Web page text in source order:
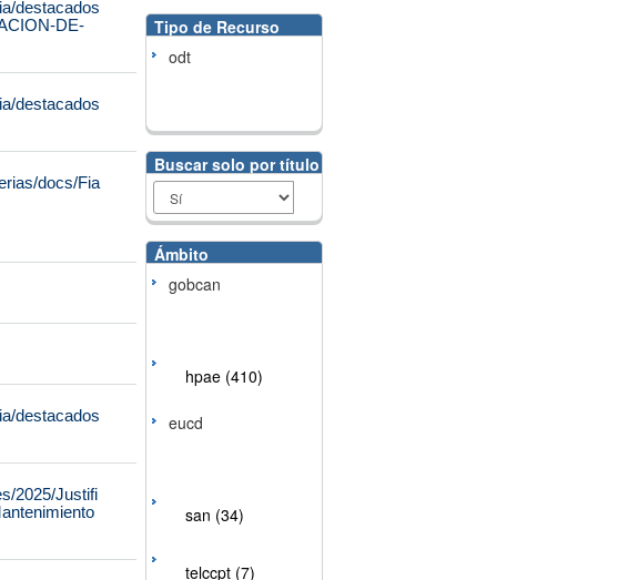
destacados
DE-
destacados
docs/Fia
destacados
2025/Justifi
Tipo de Recurso
odt
Buscar solo por título
Ámbito
gobcan
hpae (410)
eucd
san (34)
telccpt (7)